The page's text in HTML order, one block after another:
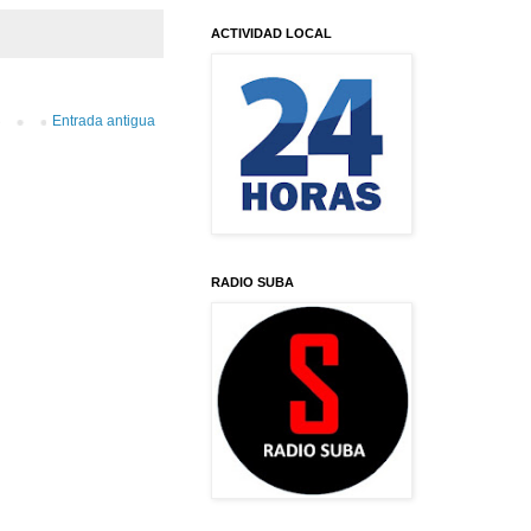
Entrada antigua
ACTIVIDAD LOCAL
RADIO SUBA